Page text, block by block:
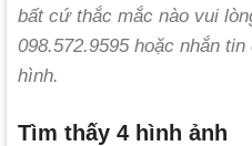
bất cứ thắc mắc nào vui
098.572.9595 hoặc nhắn
hình.
Tìm thấy 4 hình ảnh